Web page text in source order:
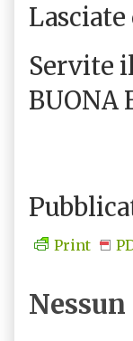
Servite
BUONA
Print